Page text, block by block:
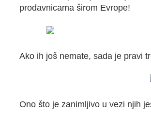
prodavnicama širom Evrope!
Ako ih još nemate, sada je pravi
Ono što je zanimljivo u vezi njih